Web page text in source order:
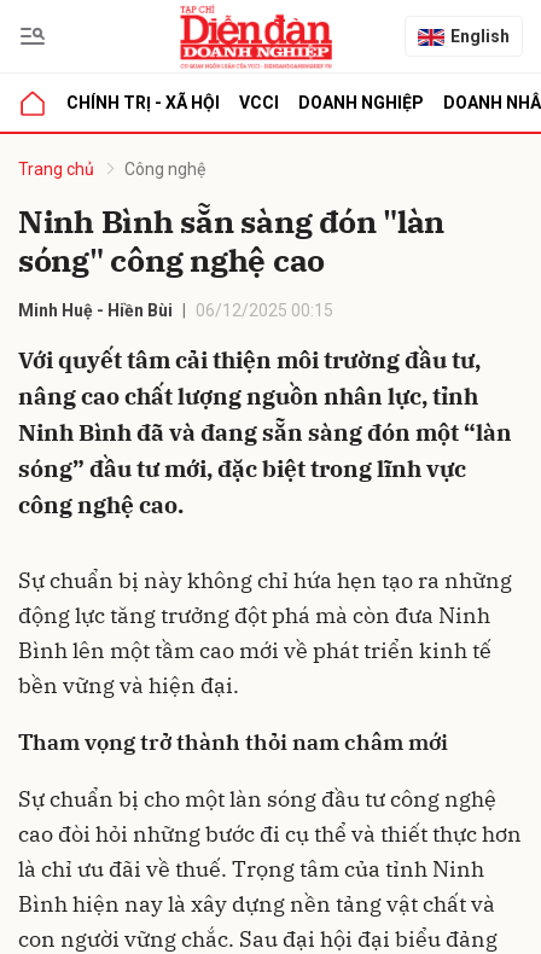
English
CHÍNH TRỊ - XÃ HỘI VCCI DOANH NGHIỆP DOANH
Trang chủ Công nghệ
Ninh Bình sẵn sàng đón "làn
sóng" công nghệ cao
Minh Huệ - Hiền Bùi 06/12/2025 00:15
Với quyết tâm cải thiện môi trường đầu tư,
nâng cao chất lượng nguồn nhân lực, tỉnh
Ninh Bình đã và đang sẵn sàng đón một “làn
sóng” đầu tư mới, đặc biệt trong lĩnh vực
công nghệ cao.
Sự chuẩn bị này không chỉ hứa hẹn tạo ra những
động lực tăng trưởng đột phá mà còn đưa Ninh
Bình lên một tầm cao mới về phát triển kinh tế
bền vững và hiện đại.
Tham vọng trở thành thỏi nam châm mới
Sự chuẩn bị cho một làn sóng đầu tư công nghệ
cao đòi hỏi những bước đi cụ thể và thiết thực hơn
là chỉ ưu đãi về thuế. Trọng tâm của tỉnh Ninh
Bình hiện nay là xây dựng nền tảng vật chất và
con người vững chắc. Sau đại hội đại biểu đảng
luận
Hủy